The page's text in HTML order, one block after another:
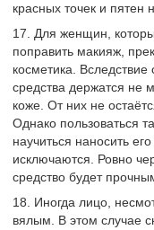
красных точек и пятен
17. Для женщин,
поправить макияж,
косметика. Вследствие
средства держатся не
коже. От них не
Однако пользоваться
научиться наносить
исключаются. Ровно
средство будет
18. Иногда лицо,
вялым. В этом случае